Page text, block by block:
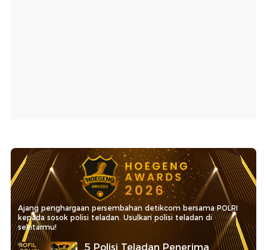
Ajang penghargaan persembahan detikcom bersama POLRI
kepada sosok polisi teladan. Usulkan polisi teladan di
sekitarmu!
5 Polisi Teladan Penerima